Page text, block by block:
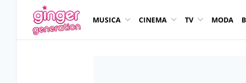
MUSICA CINEMA TV MODA